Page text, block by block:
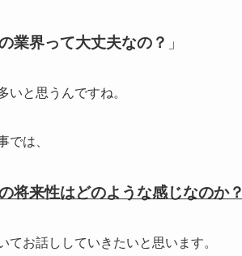
業界って大丈夫なの？ 」
いと思うんですね。
では、
将来性はどのような感じなのか？
てお話ししていきたいと思います。